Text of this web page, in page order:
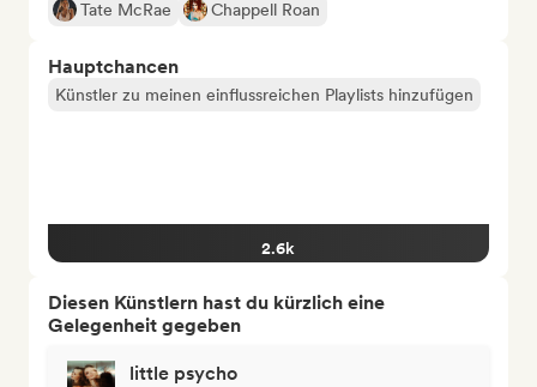
Tate McRae
Chappell Roan
Hauptchancen
Künstler zu meinen einflussreichen Playlists hinzufügen
2.6k
Diesen Künstlern hast du kürzlich eine
Gelegenheit gegeben
little psycho